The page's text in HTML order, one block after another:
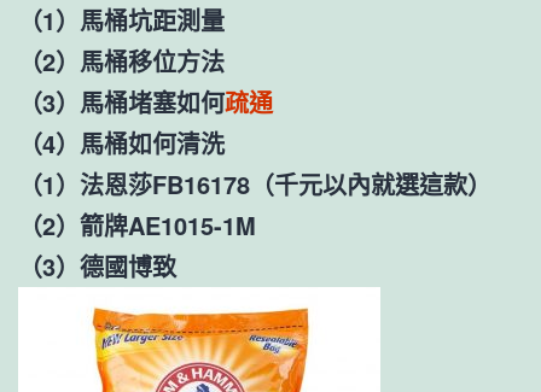
（1）馬桶坑距測量
（2）馬桶移位方法
（3）馬桶堵塞如何疏通
（4）馬桶如何清洗
（1）法恩莎FB16178（千元以內就選這款）
（2）箭牌AE1015-1M
（3）德國博致